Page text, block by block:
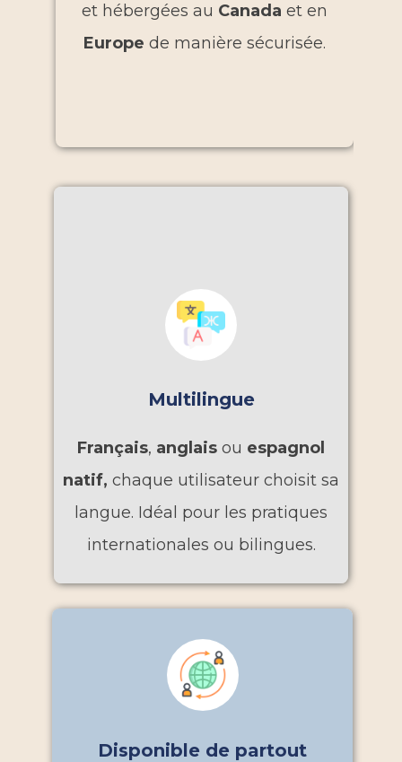
et hébergées au Canada et en
Europe de manière sécurisée.
Multilingue
Français, anglais ou espagnol
natif, chaque utilisateur choisit sa
langue. Idéal pour les pratiques
internationales ou bilingues.
Disponible de partout